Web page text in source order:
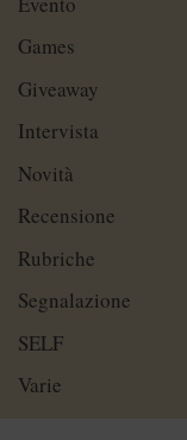
Games
Giveaway
Intervista
Novità
Recensione
Rubriche
Segnalazione
SELF
Varie